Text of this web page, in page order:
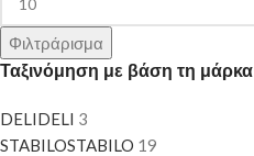
Φιλτράρισμα
Ταξινόμηση με βάση τη μάρκα
DELIDELI 3
STABILOSTABILO 19